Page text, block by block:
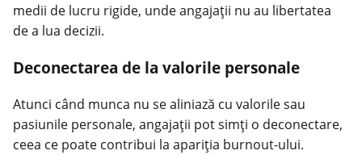
medii de lucru rigide, unde angajații nu au libertatea
de a lua decizii.
Deconectarea de la valorile personale
Atunci când munca nu se aliniază cu valorile sau
pasiunile personale, angajații pot simți o deconectare,
ceea ce poate contribui la apariția burnout-ului.